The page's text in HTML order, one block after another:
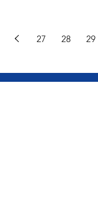
27 28 29